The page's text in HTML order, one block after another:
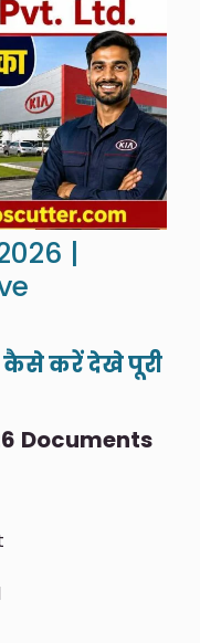
|
कैसे करें देखे पूरी
Documents